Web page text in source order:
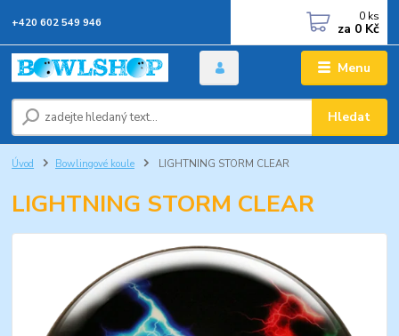
Menu
Hledat
+420 602 549 946 0 ks
za 0 Kč
Úvod Bowlingové koule LIGHTNING STORM CLEAR
LIGHTNING STORM CLEAR